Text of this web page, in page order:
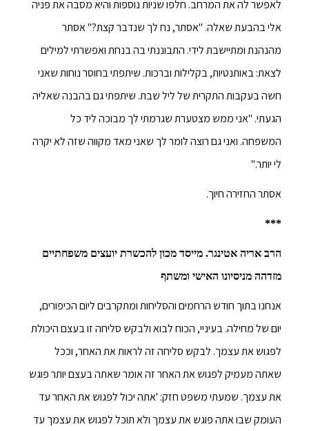
לאפשר לה את המרחב. חלפו שניות נוספות והיא מסבה את פניה
אלי בהבעת שאלה. "אסתר, נח לך שנדבר קצת?" אסתר
מהנהנת ומתיישבת לידי. התבוננתי בה בנחת ואפשרתי למילים
לצאת: באותנטיות, בקלילות וברכות. שיתפתי בחוסר נוחות שאני
חשה בעקבות התקרית של ליל שבת. שיתפתי גם בהבנה שאליה
הגעתי. "אני ממש מצטערת שגרמתי לך מבוכה ליד כל
המשפחה. ואני גם רוצה לומר לך שאני מאד מקווה שזה לא יקרה
לי יותר."
אסתר החזירה חיוך.
***
הרב אריה אטינגר. מייסד מכון להכשרת יועצים משפחתיים
מזדהה מניסיונו האישי ומשתף
אנחנו בתוך חודש הרחמים והסליחות ומתקרבים ליום הכיפורים,
יום של מחילה. בעיניי, הכוח לבוא ולבקש סליחה זו בעצם היכולת
לפגוש את עצמך. לבקש סליחה זה לראות את האחר, וככל
שאתה מעמיק לפגוש את האחר זה אומר שאתה בעצם יותר פוגש
את עצמך. שמעתי משפט חזק: 'אתה יכול לפגוש את האחר עד
העומק שבו אתה פוגש את עצמך ולא תוכל לפגוש את עצמך עד